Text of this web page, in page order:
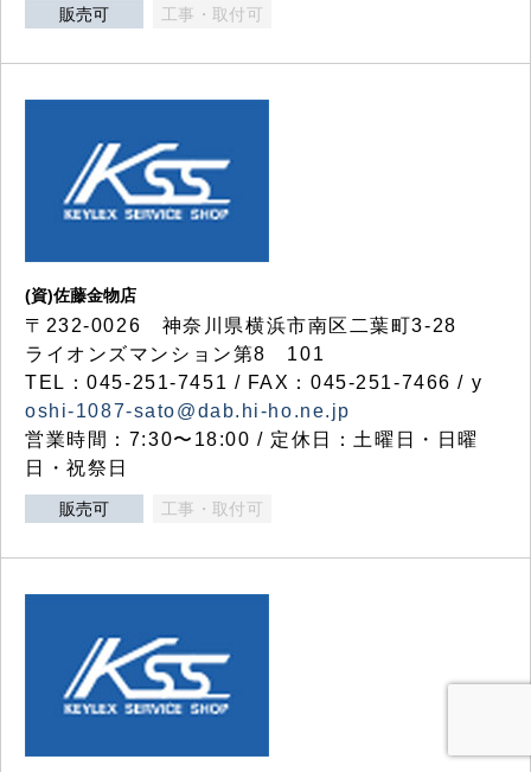
販売可 工事・取付可
(資)佐藤金物店
〒232-0026 神奈川県横浜市南区二葉町3-28
ライオンズマンション第8 101
TEL：045-251-7451 / FAX：045-251-7466 / y
oshi-1087-sato@dab.hi-ho.ne.jp
営業時間：7:30〜18:00 / 定休日：土曜日・日曜
日・祝祭日
販売可 工事・取付可